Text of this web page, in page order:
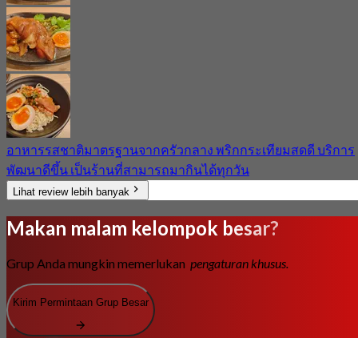
อาหารรสชาติมาตรฐานจากครัวกลาง พริกกระเทียมสดดี บริการ
พัฒนาดีขึ้น เป็นร้านที่สามารถมากินได้ทุกวัน
Lihat review lebih banyak
Makan malam kelompok besar?
Grup Anda mungkin memerlukan pengaturan khusus.
Kirim Permintaan Grup Besar